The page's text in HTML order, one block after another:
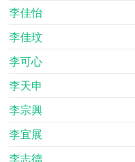
李佳怡
李佳玟
李可心
李天申
李宗興
李宜展
李志德